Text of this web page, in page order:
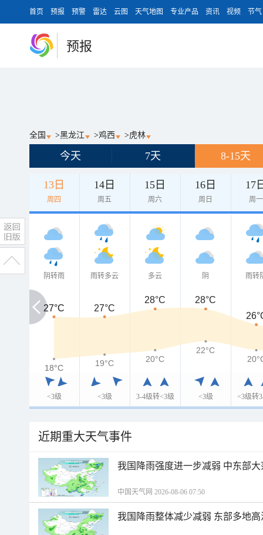
首页 预报 预警 雷达 云图 天气地图 专业产品 资讯 视频 节气
预报
全国 >黑龙江 >鸡西 >虎林
今天 7天 8-15天
13日
周四
14日
周五
15日
周六
16日
周日
17
周一
阴转雨
<3级
雨转多云
<3级
多云
3-4级转<3级
阴
<3级
雨转
<3级转
27°C
27°C 27°C
28°C 28°C
18°C
18°C 19°C 20°C
22°C
近期重大天气事件
我国降雨强度进一步减弱 中东部
中国天气网 2026-08-06 07:50
我国降雨整体减少减弱 东部多地